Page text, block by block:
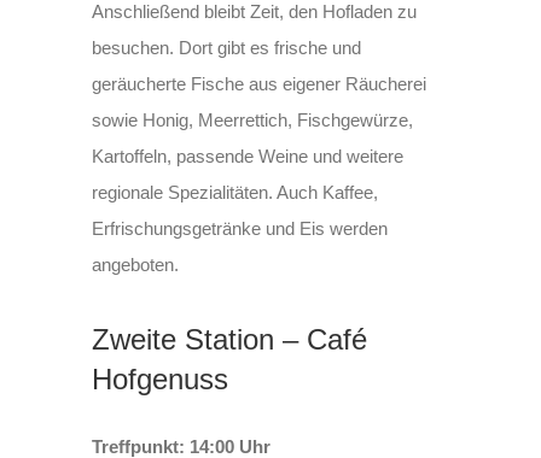
Anschließend bleibt Zeit, den Hofladen zu
besuchen. Dort gibt es frische und
geräucherte Fische aus eigener Räucherei
sowie Honig, Meerrettich, Fischgewürze,
Kartoffeln, passende Weine und weitere
regionale Spezialitäten. Auch Kaffee,
Erfrischungsgetränke und Eis werden
angeboten.
Zweite Station – Café
Hofgenuss
Treffpunkt: 14:00 Uhr